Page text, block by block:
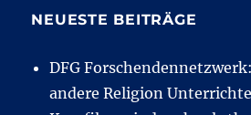
NEUESTE BEITRÄGE
DFG
andere Religion